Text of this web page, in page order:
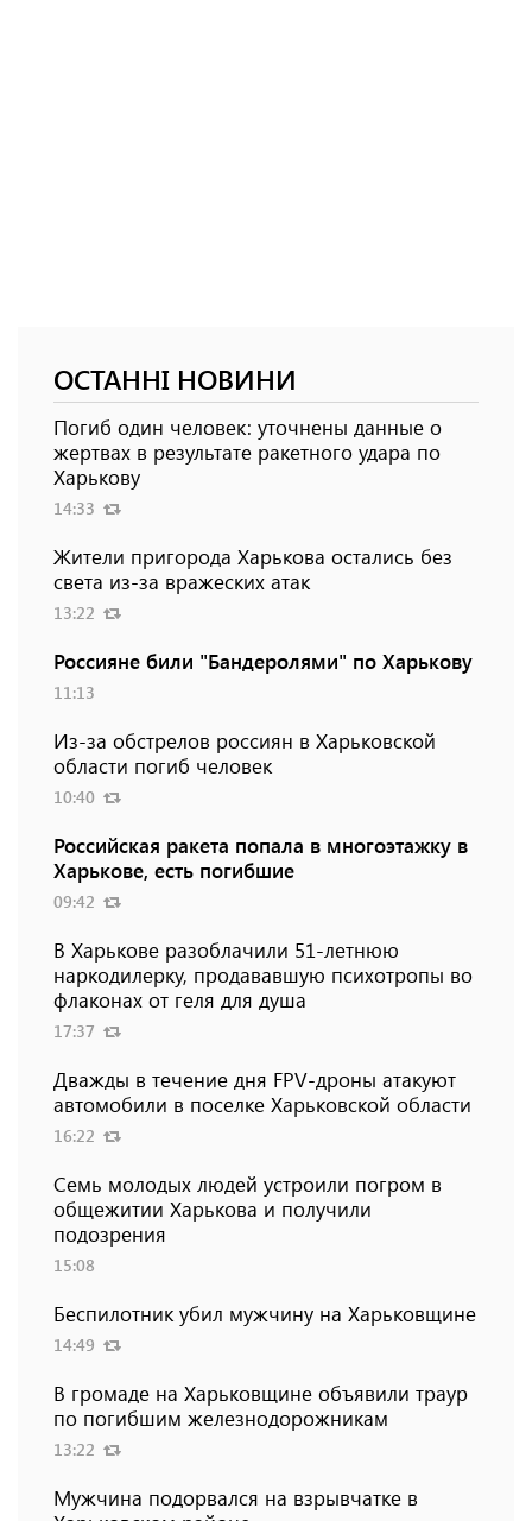
ОСТАННІ НОВИНИ
Погиб один человек: уточнены данные о
жертвах в результате ракетного удара по
Харькову
14:33
Жители пригорода Харькова остались без
света из-за вражеских атак
13:22
Россияне били "Бандеролями" по Харькову
11:13
Из-за обстрелов россиян в Харьковской
области погиб человек
10:40
Российская ракета попала в многоэтажку в
Харькове, есть погибшие
09:42
В Харькове разоблачили 51-летнюю
наркодилерку, продававшую психотропы во
флаконах от геля для душа
17:37
Дважды в течение дня FPV-дроны атакуют
автомобили в поселке Харьковской области
16:22
Семь молодых людей устроили погром в
общежитии Харькова и получили
подозрения
15:08
Беспилотник убил мужчину на Харьковщине
14:49
В громаде на Харьковщине объявили траур
по погибшим железнодорожникам
13:22
Мужчина подорвался на взрывчатке в